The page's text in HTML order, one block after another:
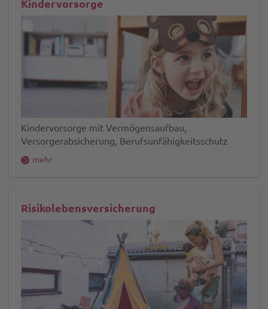
Kindervorsorge
Kindervorsorge mit Vermögensaufbau,
Versorgerabsicherung, Berufsunfähigkeitsschutz
mehr
Risikolebensversicherung